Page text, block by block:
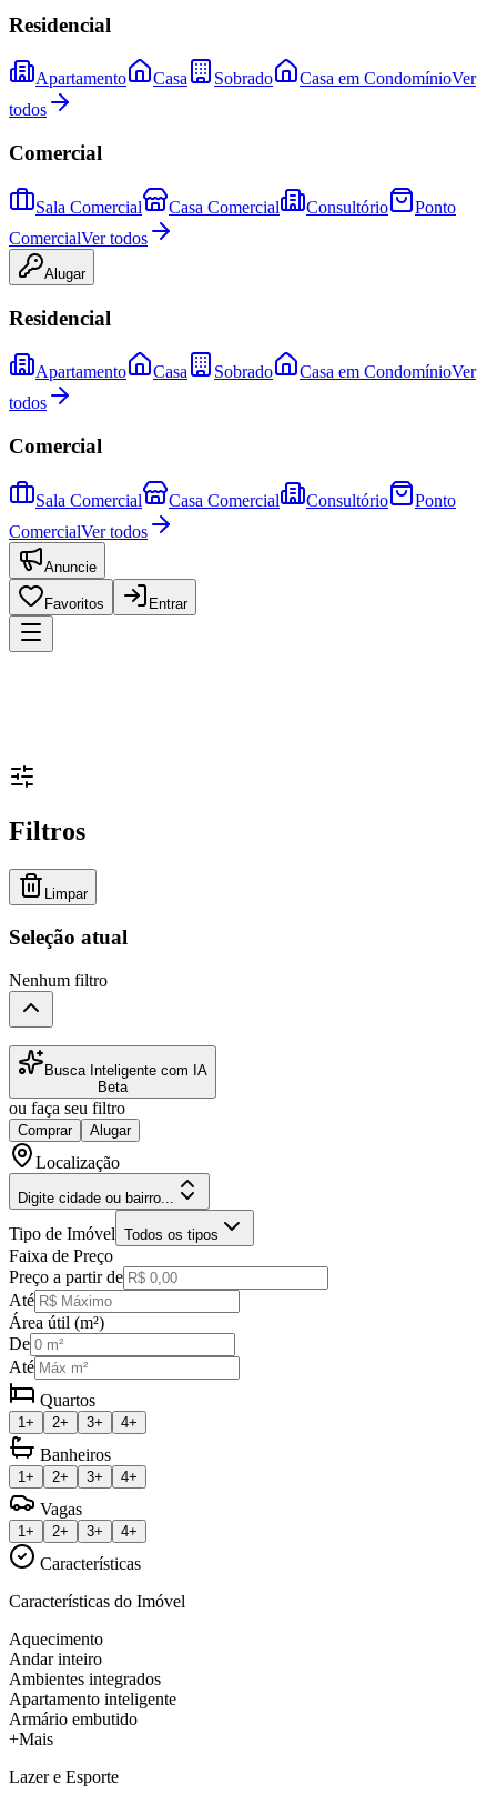
Residencial
Apartamento Casa Sobrado Casa em CondomínioVer
todos
Comercial
Sala Comercial Casa Comercial Consultório
Ponto
ComercialVer todos
Alugar
Residencial
Apartamento Casa Sobrado Casa em CondomínioVer
todos
Comercial
Sala Comercial Casa Comercial Consultório
Ponto
ComercialVer todos
Anuncie
Favoritos Entrar
Filtros
Limpar
Seleção atual
Nenhum filtro
Busca Inteligente com IA
Beta
ou faça seu filtro
Comprar Alugar
Localização
Digite cidade ou bairro...
Tipo de Imóvel Todos os tipos
Faixa de Preço
Preço a partir de
Até
Área útil (m²)
De
Até
Quartos
1+ 2+ 3+ 4+
Banheiros
1+ 2+ 3+ 4+
Vagas
1+ 2+ 3+ 4+
Características
Características do Imóvel
Aquecimento
Andar inteiro
Ambientes integrados
Apartamento inteligente
Armário embutido
+Mais
Lazer e Esporte